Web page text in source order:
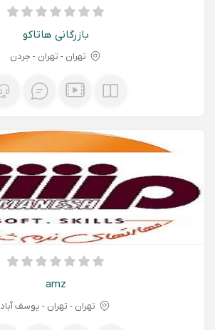
بازرگانی هاتاکو
تهران - تهران - جردن
amz
تهران - تهران - یوسف آباد